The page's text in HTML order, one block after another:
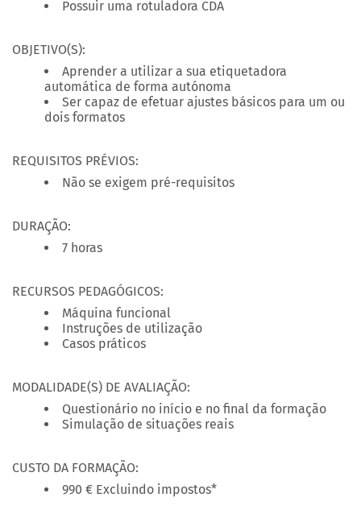
Possuir uma rotuladora CDA
OBJETIVO(S):
Aprender a utilizar a sua etiquetadora
automática de forma autónoma
Ser capaz de efetuar ajustes básicos para um ou
dois formatos
REQUISITOS PRÉVIOS:
Não se exigem pré-requisitos
DURAÇÃO:
7 horas
RECURSOS PEDAGÓGICOS:
Máquina funcional
Instruções de utilização
Casos práticos
MODALIDADE(S) DE AVALIAÇÃO:
Questionário no início e no final da formação
Simulação de situações reais
CUSTO DA FORMAÇÃO:
990 € Excluindo impostos*